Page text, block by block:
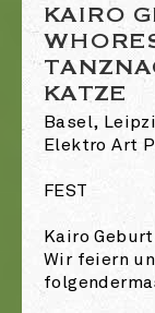
KAIRO
KATZE
Basel,
Elektro Art
FEST
Kairo
Wir feiern